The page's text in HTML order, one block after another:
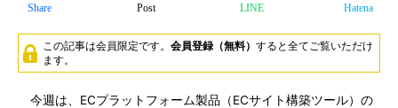
Share Post LINE Hatena
この記事は会員限定です。 会員登録（無料） すると全てご覧いただけ
ます。
今週は、ECプラットフォーム製品（ECサイト構築ツール）の